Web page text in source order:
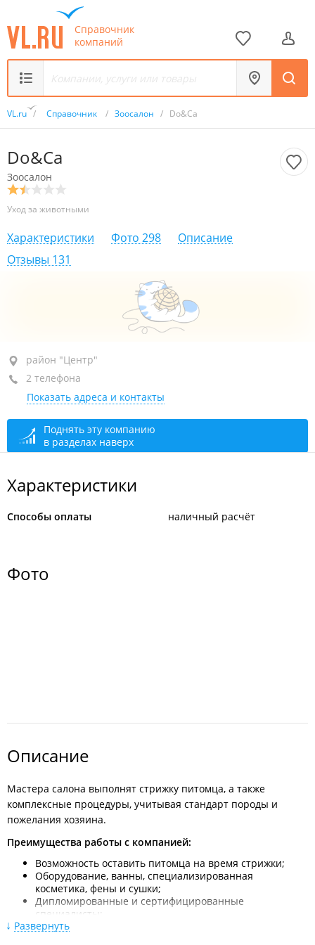
Справочник
компаний
VL.ru / Справочник / Зоосалон / Do&Ca
Do&Ca
Зоосалон
Уход за животными
Характеристики Фото 298
Описание
Отзывы 131
район "Центр", ул. Махалина, 10
1-й этаж
+7 914 794-83-38
+7 994 008-67-53
сегодня закрыто
район "Центр"
2 телефона
Показать адреса и контакты
Поднять эту компанию
в разделах наверх
Характеристики
Способы оплаты наличный расчёт
Фото
Описание
Мастера салона выполнят стрижку питомца, а также
комплексные процедуры, учитывая стандарт породы и
пожелания хозяина.
Преимущества работы с компанией:
Возможность оставить питомца на время стрижки;
Оборудование, ванны, специализированная
косметика, фены и сушки;
Дипломированные и сертифицированные
специалисты;
Гигиеническое обслуживание собак для приютов по
Развернуть